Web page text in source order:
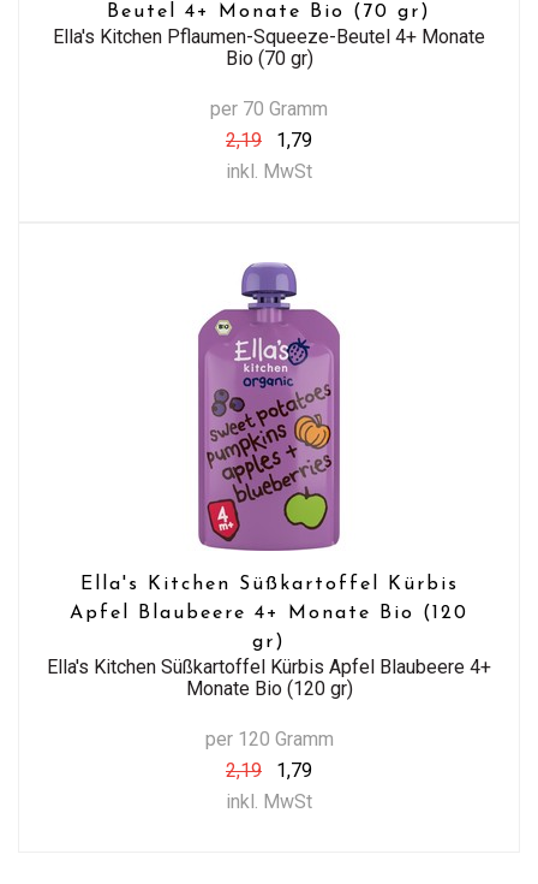
Beutel 4+ Monate Bio (70 gr)
Ella's Kitchen Pflaumen-Squeeze-Beutel 4+ Monate
Bio (70 gr)
per 70 Gramm
2,19
1,79
inkl. MwSt
Ella's Kitchen Süßkartoffel Kürbis
Apfel Blaubeere 4+ Monate Bio (120
gr)
Ella's Kitchen Süßkartoffel Kürbis Apfel Blaubeere 4+
Monate Bio (120 gr)
per 120 Gramm
2,19
1,79
inkl. MwSt